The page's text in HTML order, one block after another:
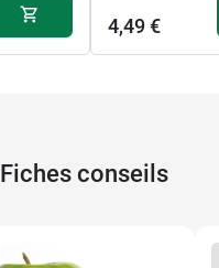
4,49 €
Fiches conseils